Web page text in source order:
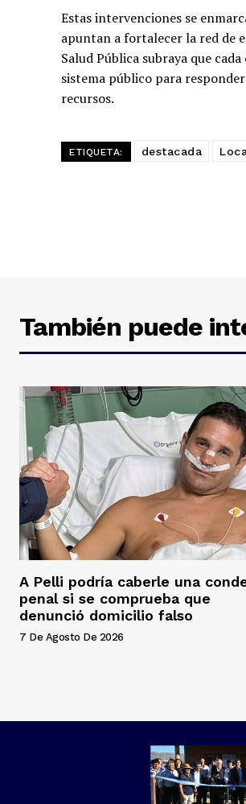
Estas intervenciones se
apuntan a fortalecer la red de
Salud Pública subraya que
sistema público para
recursos.
ETIQUETA: destacada
También puede
A Pelli podría caberle una
penal si se comprueba que
denunció domicilio falso
7 De Agosto De 2026